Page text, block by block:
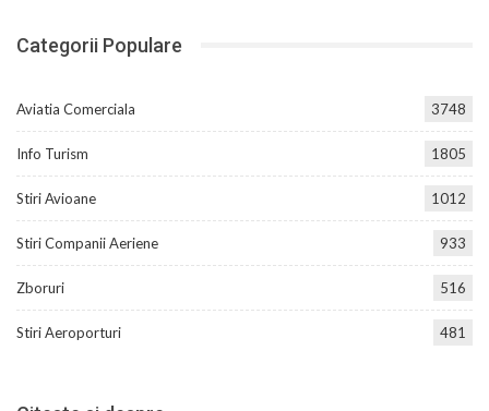
Categorii Populare
Aviatia Comerciala 3748
Info Turism 1805
Stiri Avioane 1012
Stiri Companii Aeriene 933
Zboruri 516
Stiri Aeroporturi 481